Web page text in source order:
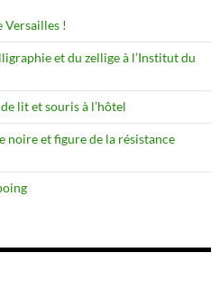
Versailles !
et du zellige à l’Institut du
lit et souris à l’hôtel
noire et figure de la résistance